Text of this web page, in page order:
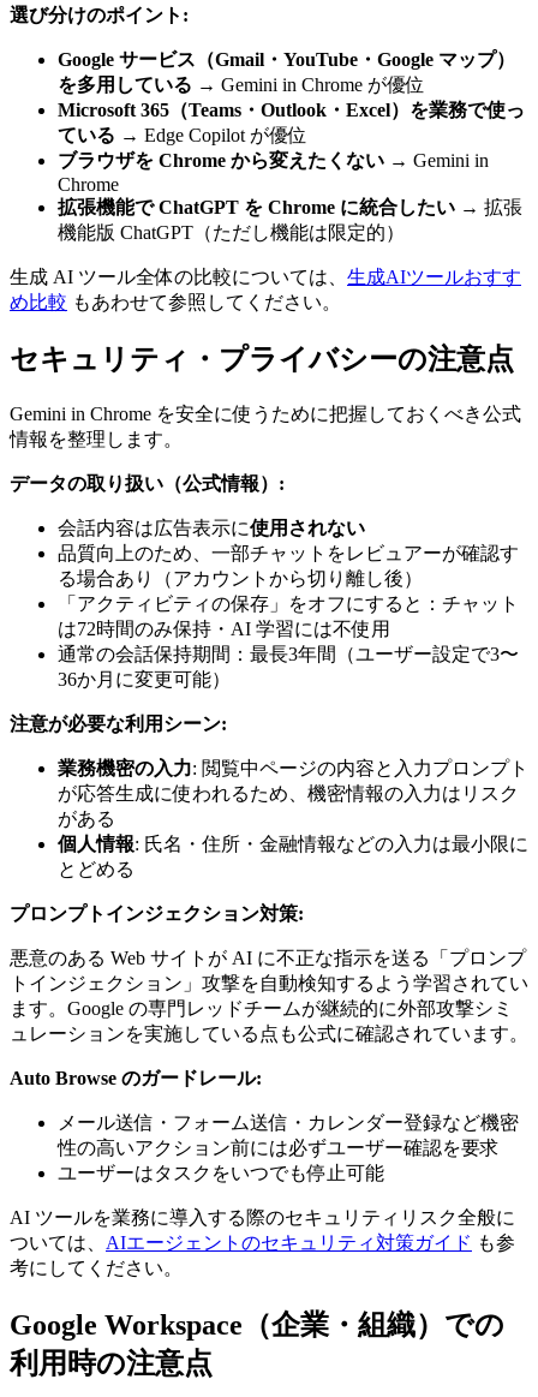
選び分けのポイント:
Google サービス（Gmail・YouTube・Google マップ）
を多用している → Gemini in Chrome が優位
Microsoft 365（Teams・Outlook・Excel）を業務で使っ
ている → Edge Copilot が優位
ブラウザを Chrome から変えたくない → Gemini in
Chrome
拡張機能で ChatGPT を Chrome に統合したい → 拡張
機能版 ChatGPT（ただし機能は限定的）
生成 AI ツール全体の比較については、 生成AIツールおすす
め比較 もあわせて参照してください。
セキュリティ・プライバシーの注意点
Gemini in Chrome を安全に使うために把握しておくべき公式
情報を整理します。
データの取り扱い（公式情報）:
会話内容は広告表示に使用されない
品質向上のため、一部チャットをレビュアーが確認す
る場合あり（アカウントから切り離し後）
「アクティビティの保存」をオフにすると：チャット
は72時間のみ保持・AI 学習には不使用
通常の会話保持期間：最長3年間（ユーザー設定で3〜
36か月に変更可能）
注意が必要な利用シーン:
業務機密の入力: 閲覧中ページの内容と入力プロンプト
が応答生成に使われるため、機密情報の入力はリスク
がある
個人情報: 氏名・住所・金融情報などの入力は最小限に
とどめる
プロンプトインジェクション対策:
悪意のある Web サイトが AI に不正な指示を送る「プロンプ
トインジェクション」攻撃を自動検知するよう学習されてい
ます。Google の専門レッドチームが継続的に外部攻撃シミ
ュレーションを実施している点も公式に確認されています。
Auto Browse のガードレール:
メール送信・フォーム送信・カレンダー登録など機密
性の高いアクション前には必ずユーザー確認を要求
ユーザーはタスクをいつでも停止可能
AI ツールを業務に導入する際のセキュリティリスク全般に
ついては、 AIエージェントのセキュリティ対策ガイド も参
考にしてください。
Google Workspace（企業・組織）での
利用時の注意点